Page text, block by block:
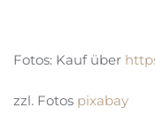
Fotos: Kauf über
zzl. Fotos pixabay